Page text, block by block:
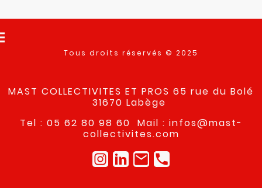
Tous droits réservés © 2025
MAST COLLECTIVITES ET PROS 65 rue du Bolé
31670 Labège
Tel : 05 62 80 98 60 Mail : infos@mast-
collectivites.com